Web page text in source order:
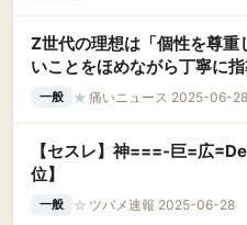
Z世代の理想は「個性を尊重
いことをほめながら丁寧に
調査2025
一般 ★ 痛いニュース 2025-06-28
【セスレ】神===-巨=広
位】
一般 ☆ ツバメ速報 2025-06-28